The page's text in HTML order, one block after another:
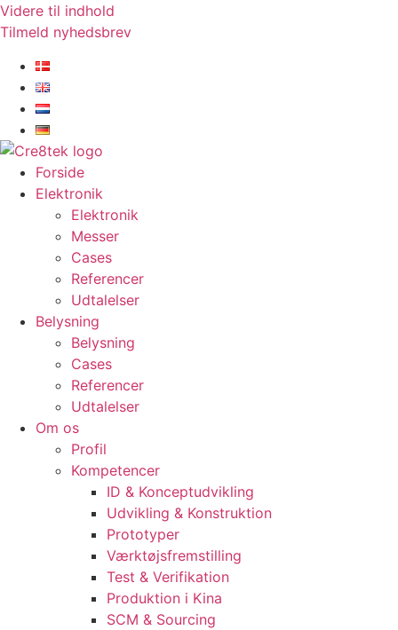
Videre til indhold
Tilmeld nyhedsbrev
Forside
Elektronik
Elektronik
Messer
Cases
Referencer
Udtalelser
Belysning
Belysning
Cases
Referencer
Udtalelser
Om os
Profil
Kompetencer
ID & Konceptudvikling
Udvikling & Konstruktion
Prototyper
Værktøjsfremstilling
Test & Verifikation
Produktion i Kina
SCM & Sourcing